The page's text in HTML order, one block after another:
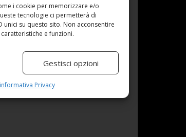
i cookie per memorizzare e/o
tecnologie ci permetterà di
su questo sito. Non acconsentire
e funzioni.
Gestisci opzioni
Privacy